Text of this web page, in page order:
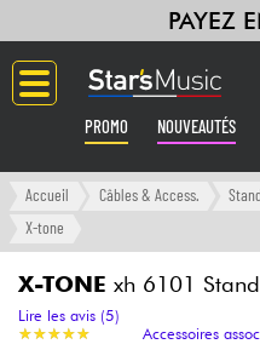
PAYEZ
PROMO NOUVEAUTÉS
Langue
Amplis & Effets
Accueil Câbles & Access.
X-tone
X-TONE xh 6101
★★★★★
★★★★★
Lire les avis (5)
Accessoires